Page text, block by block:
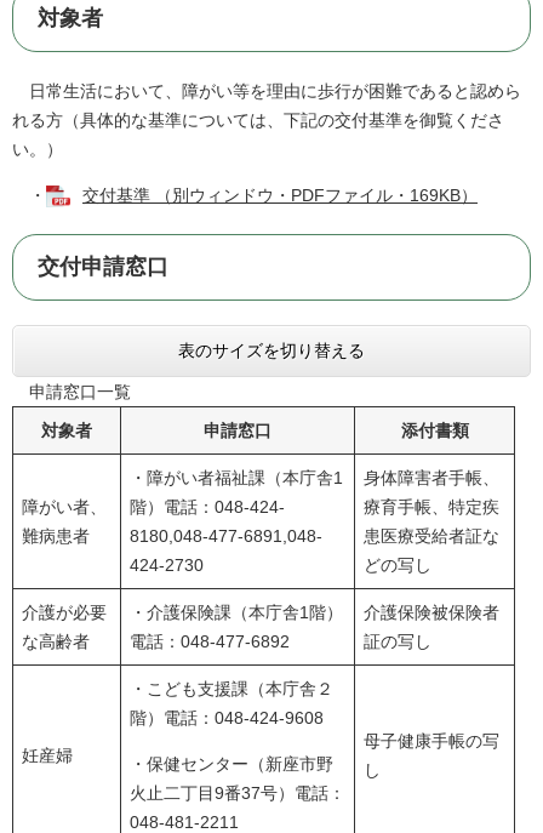
対象者
日常生活において、障がい等を理由に歩行が困難であると認めら
れる方（具体的な基準については、下記の交付基準を御覧くださ
い。）
・ 交付基準 （別ウィンドウ・PDFファイル・169KB）
交付申請窓口
表のサイズを切り替える
申請窓口一覧
対象者
申請窓口 添付書類
障がい者、
難病患者
・障がい者福祉課（本庁舎1
階）電話：048-424-
8180,048-477-6891,048-
424-2730
身体障害者手帳、
療育手帳、特定疾
患医療受給者証な
どの写し
介護が必要
な高齢者
・介護保険課（本庁舎1階）
電話：048-477-6892
介護保険被保険者
証の写し
妊産婦
・こども支援課（本庁舎２
階）電話：048-424-9608
・保健センター（新座市野
火止二丁目9番37号）電話：
048-481-2211
母子健康手帳の写
し